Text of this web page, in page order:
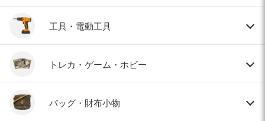
工具・電動工具
トレカ・ゲーム・ホビー
バッグ・財布小物